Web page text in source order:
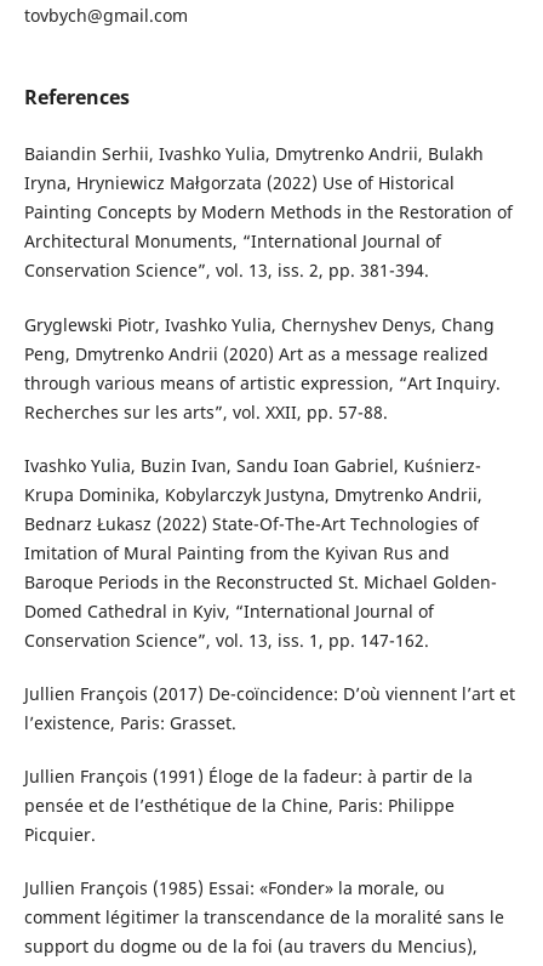
tovbych@gmail.com
References
Baiandin Serhii, Ivashko Yulia, Dmytrenko Andrii, Bulakh
Iryna, Hryniewicz Małgorzata (2022) Use of Historical
Painting Concepts by Modern Methods in the Restoration of
Architectural Monuments, “International Journal of
Conservation Science”, vol. 13, iss. 2, pp. 381-394.
Gryglewski Piotr, Ivashko Yulia, Chernyshev Denys, Chang
Peng, Dmytrenko Andrii (2020) Art as a message realized
through various means of artistic expression, “Art Inquiry.
Recherches sur les arts”, vol. XXII, pp. 57-88.
Ivashko Yulia, Buzin Ivan, Sandu Ioan Gabriel, Kuśnierz-
Krupa Dominika, Kobylarczyk Justyna, Dmytrenko Andrii,
Bednarz Łukasz (2022) State-Of-The-Art Technologies of
Imitation of Mural Painting from the Kyivan Rus and
Baroque Periods in the Reconstructed St. Michael Golden-
Domed Cathedral in Kyiv, “International Journal of
Conservation Science”, vol. 13, iss. 1, pp. 147-162.
Jullien François (2017) De-coïncidence: D’où viennent l’art et
l’existence, Paris: Grasset.
Jullien François (1991) Éloge de la fadeur: à partir de la
pensée et de l’esthétique de la Chine, Paris: Philippe
Picquier.
Jullien François (1985) Essai: «Fonder» la morale, ou
comment légitimer la transcendance de la moralité sans le
support du dogme ou de la foi (au travers du Mencius),